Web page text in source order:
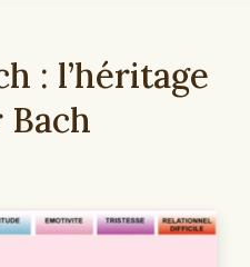
: l’héritage